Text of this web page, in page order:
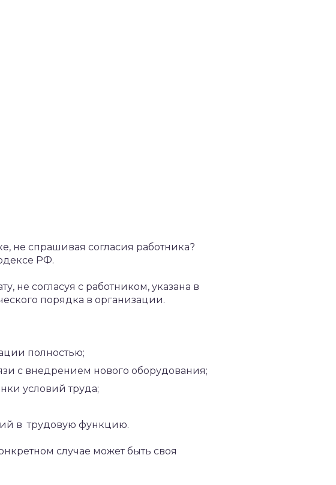
не спрашивая согласия работника?
РФ.
не согласуя с работником, указана в
порядка в организации.
полностью;
с внедрением нового оборудования;
условий труда;
в трудовую функцию.
случае может быть своя